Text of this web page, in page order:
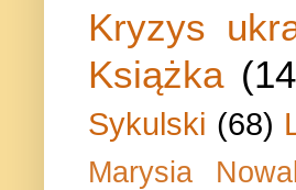
Kryzys
Książka
Sykulski (68)
Marysia